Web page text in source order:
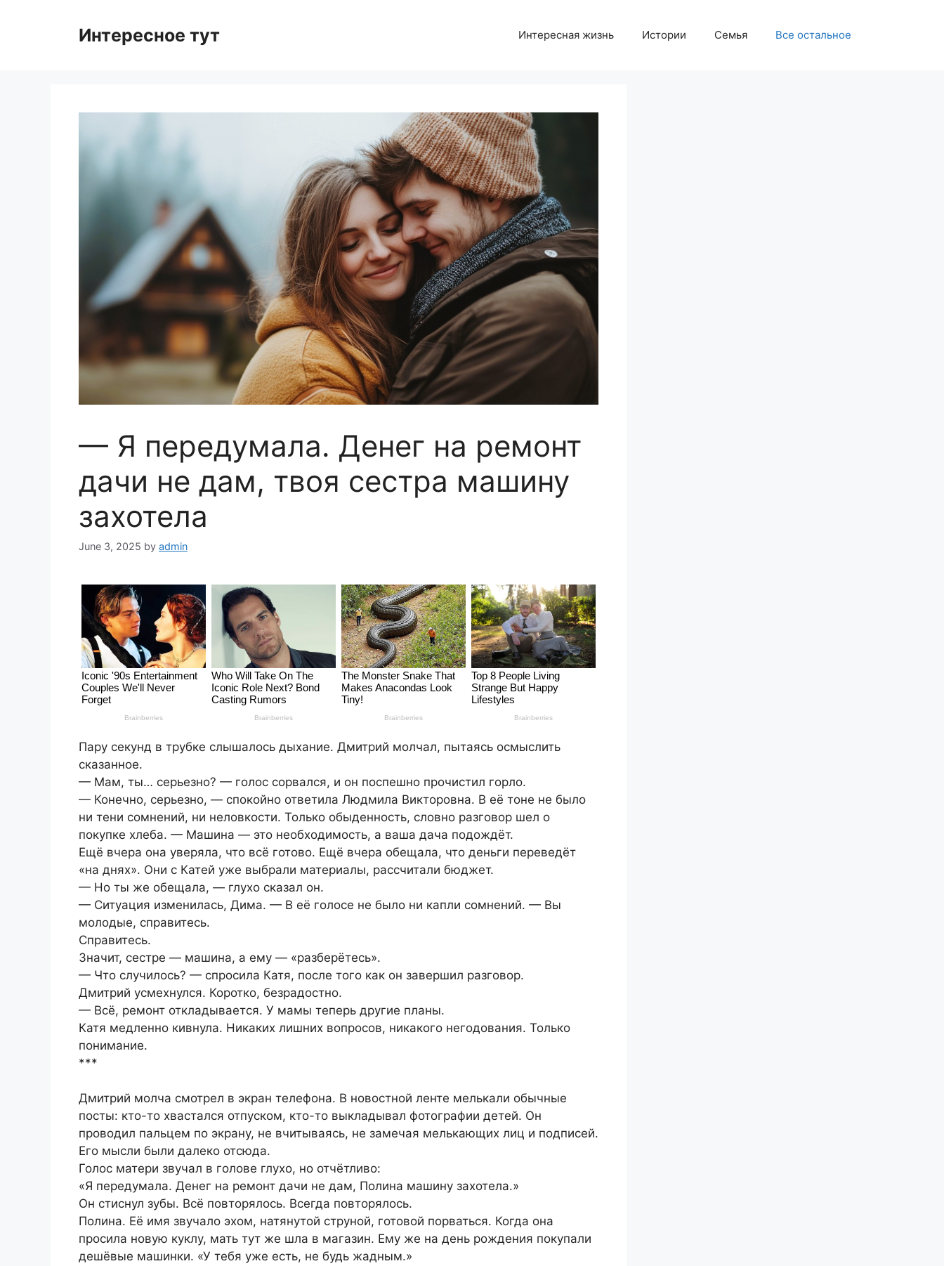
Интересное тут Интересная жизнь Истории Семья Все остальное
— Я передумала. Денег на ремонт
дачи не дам, твоя сестра машину
захотела
June 3, 2025 by admin
Пару секунд в трубке слышалось дыхание. Дмитрий молчал, пытаясь осмыслить
сказанное.
— Мам, ты… серьезно? — голос сорвался, и он поспешно прочистил горло.
— Конечно, серьезно, — спокойно ответила Людмила Викторовна. В её тоне не было
ни тени сомнений, ни неловкости. Только обыденность, словно разговор шел о
покупке хлеба. — Машина — это необходимость, а ваша дача подождёт.
Ещё вчера она уверяла, что всё готово. Ещё вчера обещала, что деньги переведёт
«на днях». Они с Катей уже выбрали материалы, рассчитали бюджет.
— Но ты же обещала, — глухо сказал он.
— Ситуация изменилась, Дима. — В её голосе не было ни капли сомнений. — Вы
молодые, справитесь.
Справитесь.
Значит, сестре — машина, а ему — «разберётесь».
— Что случилось? — спросила Катя, после того как он завершил разговор.
Дмитрий усмехнулся. Коротко, безрадостно.
— Всё, ремонт откладывается. У мамы теперь другие планы.
Катя медленно кивнула. Никаких лишних вопросов, никакого негодования. Только
понимание.
***
Дмитрий молча смотрел в экран телефона. В новостной ленте мелькали обычные
посты: кто-то хвастался отпуском, кто-то выкладывал фотографии детей. Он
проводил пальцем по экрану, не вчитываясь, не замечая мелькающих лиц и подписей.
Его мысли были далеко отсюда.
Голос матери звучал в голове глухо, но отчётливо:
«Я передумала. Денег на ремонт дачи не дам, Полина машину захотела.»
Он стиснул зубы. Всё повторялось. Всегда повторялось.
Полина. Её имя звучало эхом, натянутой струной, готовой порваться. Когда она
просила новую куклу, мать тут же шла в магазин. Ему же на день рождения покупали
дешёвые машинки. «У тебя уже есть, не будь жадным.»